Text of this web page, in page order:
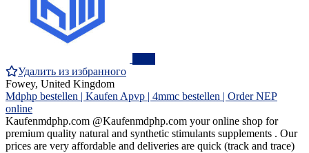
Удалить из избранного
Fowey, United Kingdom
Mdphp bestellen | Kaufen Apvp | 4mmc bestellen | Order NEP
online
Kaufenmdphp.com @Kaufenmdphp.com your online shop for
premium quality natural and synthetic stimulants supplements . Our
prices are very affordable and deliveries are quick (track and trace)